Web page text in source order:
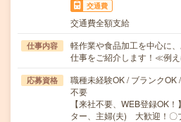
交通費
交通費全額支給
仕事内容
軽作業や食品加工を中心に
仕事をご紹介します！≪例
応募資格
職種未経験OK / ブランクOK
不要
【来社不要、WEB登録OK
ター、主婦(夫) 大歓迎！〇